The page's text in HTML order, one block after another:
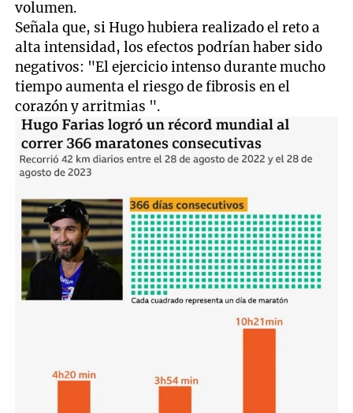
volumen.
Señala que, si Hugo hubiera realizado el reto a
alta intensidad, los efectos podrían haber sido
negativos: "El ejercicio intenso durante mucho
tiempo aumenta el riesgo de fibrosis en el
corazón y arritmias ".